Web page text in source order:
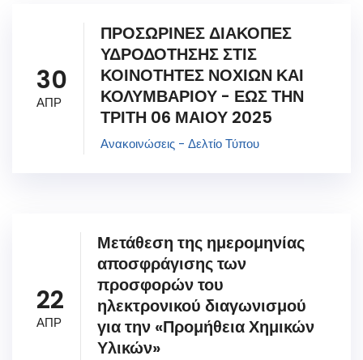
30
ΑΠΡ
ΠΡΟΣΩΡΙΝΕΣ ΔΙΑΚΟΠΕΣ
ΥΔΡΟΔΟΤΗΣΗΣ ΣΤΙΣ
ΚΟΙΝΟΤΗΤΕΣ ΝΟΧΙΩΝ ΚΑΙ
ΚΟΛΥΜΒΑΡΙΟΥ - ΕΩΣ ΤΗΝ
ΤΡΙΤΗ 06 ΜΑΙΟΥ 2025
Ανακοινώσεις - Δελτίο Τύπου
22
ΑΠΡ
Μετάθεση της ημερομηνίας
αποσφράγισης των
προσφορών του
ηλεκτρονικού διαγωνισμού
για την «Προμήθεια Χημικών
Υλικών»